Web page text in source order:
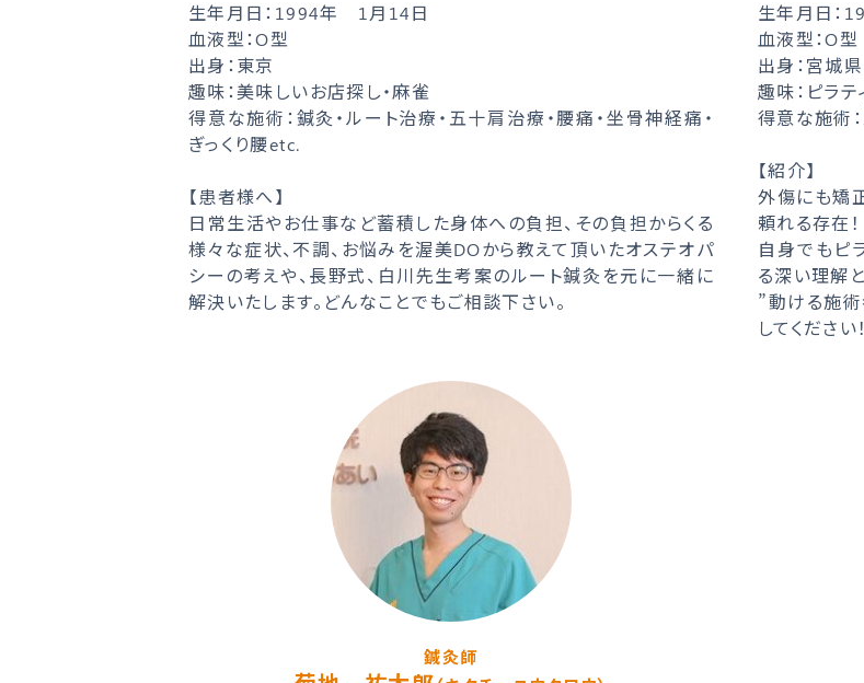
生年月日：1994年 1月14日
血液型：O型
出身：東京
趣味：美味しいお店探し・麻雀
得意な施術：鍼灸・ルート治療・五十肩治療・腰痛・坐骨神経痛・
ぎっくり腰etc.
【患者様へ】
日常生活やお仕事など蓄積した身体への負担、その負担からくる
様々な症状、不調、お悩みを渥美DOから教えて頂いたオステオパ
シーの考えや、長野式、白川先生考案のルート鍼灸を元に一緒に
解決いたします。どんなことでもご相談下さい。
生年月日
血液型：O
出身：宮城
趣味：ピラテ
得意な施術
【紹介】
外傷にも矯
頼れる存在！
自身でもピ
る深い理解
”動ける施
してください！
鍼灸師